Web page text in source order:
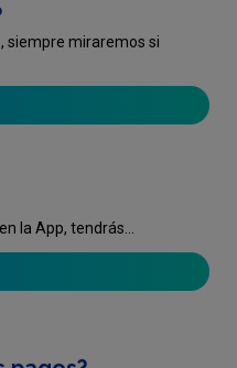
siempre miraremos si
la App, tendrás...